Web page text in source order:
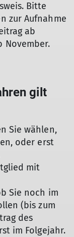
Bitte
zur Aufnahme
ab
November.
gilt
Sie wählen,
oder erst
mit
Sie noch im
(bis zum
des
im Folgejahr.